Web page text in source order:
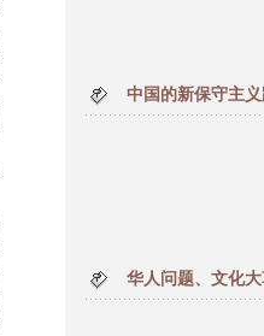
中国的新保守主
华人问题、文化